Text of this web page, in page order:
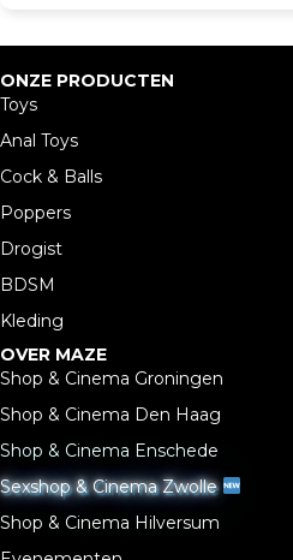
ONZE PRODUCTEN
Toys
Anal Toys
Cock & Balls
Poppers
Drogist
BDSM
Kleding
OVER MAZE
Shop & Cinema Groningen
Shop & Cinema Den Haag
Shop & Cinema Enschede
Sexshop & Cinema Zwolle
Shop & Cinema Hilversum